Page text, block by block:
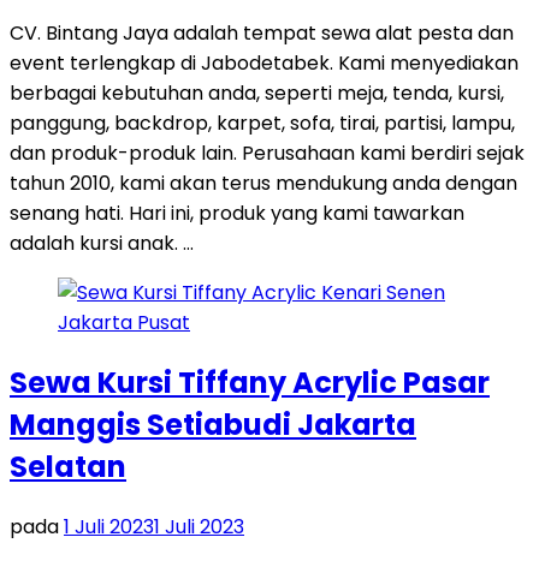
CV. Bintang Jaya adalah tempat sewa alat pesta dan
event terlengkap di Jabodetabek. Kami menyediakan
berbagai kebutuhan anda, seperti meja, tenda, kursi,
panggung, backdrop, karpet, sofa, tirai, partisi, lampu,
dan produk-produk lain. Perusahaan kami berdiri sejak
tahun 2010, kami akan terus mendukung anda dengan
senang hati. Hari ini, produk yang kami tawarkan
adalah kursi anak. …
Sewa Kursi Tiffany Acrylic Pasar
Manggis Setiabudi Jakarta
Selatan
pada1 Juli 20231 Juli 2023